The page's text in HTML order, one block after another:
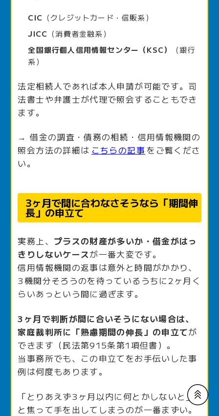
CIC （クレジットカード・信販系）
JICC （消費者金融系）
全国銀行個人信用情報センター（KSC）
（銀行
系）
法定相続人であれば本人申請が可能です。司
法書士や弁護士が代理で照会することもでき
ます。
→ 借金の調査・債務の相続・信用情報機関の
照会方法の詳細は こちらの記事 をご覧くださ
い。
3ヶ月で間に合わなさそうなら「期間伸
長」の申立て
実務上、 プラスの財産が多いか・借金がはっ
きりしないケースが一番大変です。
信用情報機関の返事は意外と時間がかかり、
3機関分そろうのを待っているうちに2ヶ月く
らいあっという間に過ぎます。
3ヶ月で判断が間に合いそうにない場合は、
家庭裁判所に「熟慮期間の伸長」の申立てが
できます（民法第915条第1項但書）。
当事務所でも、この申立てをお手伝いした事
例は何度もあります。
「とりあえず3ヶ月以内に何とかしないと」
と焦って手を出してしまうのが一番まずい。